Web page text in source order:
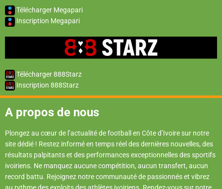
Télécharger Megapari
Inscription Megapari
Télécharger 888Starz
Inscription 888Starz
A propos de nous
Plongez au cœur de l’actualité de football en Côte d’Ivoire sur notre
site dédié ! Restez informé en temps réel des dernières nouvelles, des
résultats palpitants et des performances exceptionnelles des sportifs
ivoiriens. Ne manquez aucune compétition, aucun transfert, aucun
record battu. Rejoignez notre communauté de passionnés et vibrez